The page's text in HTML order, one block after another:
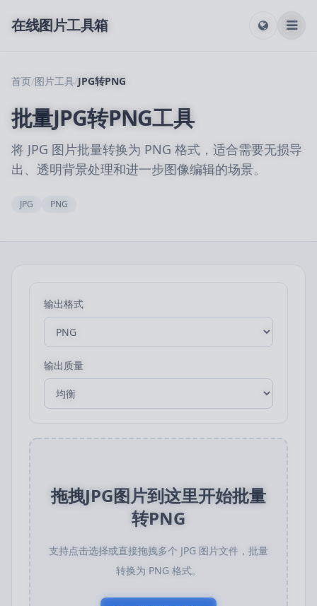
在线图片工具箱
首页/图片工具/JPG转PNG
批量JPG转PNG工具
将 JPG 图片批量转换为 PNG 格式，适合需要无损导
出、透明背景处理和进一步图像编辑的场景。
JPG PNG
输出格式
输出质量
拖拽JPG图片到这里开始批量
转PNG
支持点击选择或直接拖拽多个 JPG 图片文件，批量
转换为 PNG 格式。